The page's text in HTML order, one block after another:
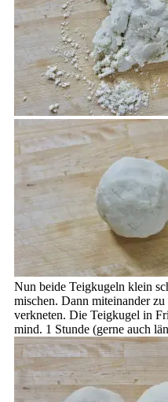
Nun beide Teigkugeln klein
mischen. Dann miteinander
verkneten. Die Teigkugel in
mind. 1 Stunde (gerne auch